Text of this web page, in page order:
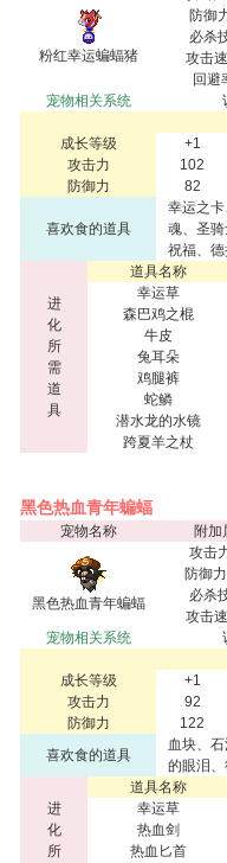
粉红幸运蝙蝠猪
防御
必杀
攻击
回避
宠物相关系统
成长等级
+1
攻击力
102
防御力
82
喜欢食的道具
幸运之
魂、圣
祝福、
进
化
所
需
道
具
道具名称
幸运草
森巴鸡之棍
牛皮
兔耳朵
鸡腿裤
蛇鳞
潜水龙的水镜
跨夏羊之杖
黑色热血青年蝙蝠
宠物名称 附加
黑色热血青年蝙蝠
攻击
防御
必杀
攻击
宠物相关系统
成长等级
+1
攻击力
92
防御力
122
喜欢食的道具
血块、
的眼泪
进
化
所
道具名称
幸运草
热血剑
热血匕首